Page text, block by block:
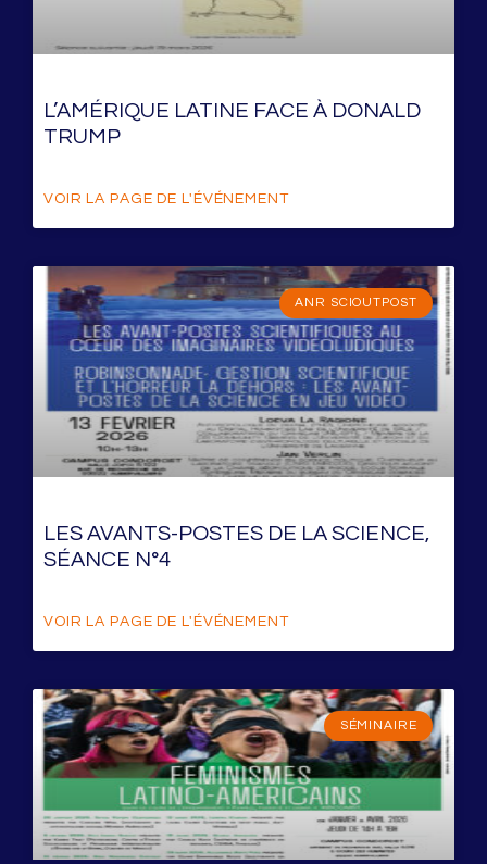
L’AMÉRIQUE LATINE FACE À DONALD
TRUMP
VOIR LA PAGE DE L'ÉVÉNEMENT
ANR SCIOUTPOST
LES AVANTS-POSTES DE LA SCIENCE,
SÉANCE N°4
VOIR LA PAGE DE L'ÉVÉNEMENT
SÉMINAIRE